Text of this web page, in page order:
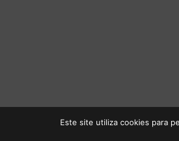
Este site utiliza cookies para